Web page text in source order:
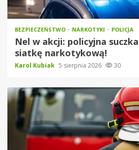
BEZPIECZEŃSTWO NARKOTYKI POLICJA
Nel w akcji: policyjna
siatkę narkotykową!
Karol Kubiak 5 sierpnia 2026 30